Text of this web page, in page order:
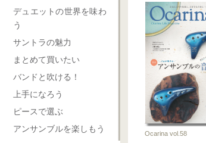
デュエットの世界を味わ
う
サントラの魅力
まとめて買いたい
バンドと吹ける！
上手になろう
ピースで選ぶ
アンサンブルを楽しもう
Ocarina vol.58